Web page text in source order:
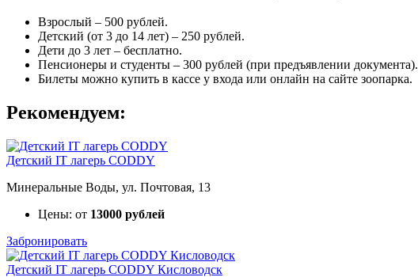
Взрослый – 500 рублей.
Детский (от 3 до 14 лет) – 250 рублей.
Дети до 3 лет – бесплатно.
Пенсионеры и студенты – 300 рублей (при предъявлении документа).
Билеты можно купить в кассе у входа или онлайн на сайте зоопарка.
Рекомендуем:
Детский IT лагерь CODDY
Минеральные Воды, ул. Почтовая, 13
Цены: от 13000 рублей
Забронировать
Детский IT лагерь CODDY Кисловодск